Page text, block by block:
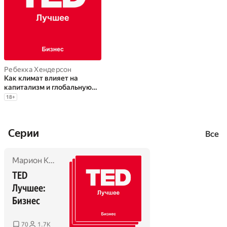
Ребекка Хендерсон
Как климат влияет на
капитализм и глобальную
экономику?
18+
Cерии Все
Марион Кампан ,
TED
Лучшее:
Бизнес
70 1.7K